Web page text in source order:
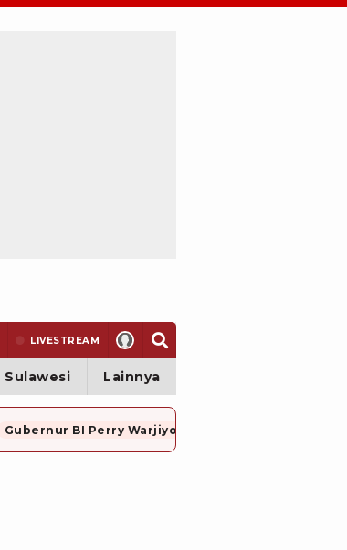
LIVESTREAM
Sulawesi Lainnya
Gubernur BI Perry Warjiyo Mundur